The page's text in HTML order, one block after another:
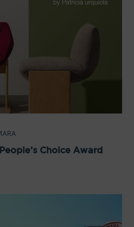
Choice Award